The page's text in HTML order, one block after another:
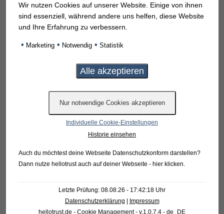
Wir nutzen Cookies auf unserer Website. Einige von ihnen
sind essenziell, während andere uns helfen, diese Website
und Ihre Erfahrung zu verbessern.
• Marketing • Notwendig • Statistik
Individuelle Cookie-Einstellungen
Historie einsehen
Auch du möchtest deine Webseite Datenschutzkonform darstellen?
Dann nutze hellotrust auch auf deiner Webseite - hier klicken
Letzte Prüfung: 08.08.26 - 17:42:18 Uhr
Datenschutzerklärung | Impressum
hellotrust.de - Cookie Management - v.1.0.7.4 - de_DE